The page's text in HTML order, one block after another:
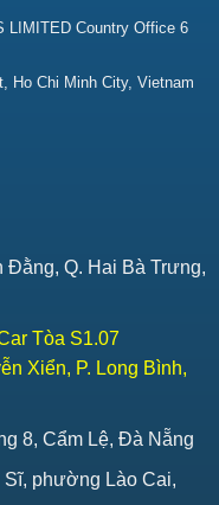
LIMITED Country Office 6
Ho Chi Minh City, Vietnam
Đằng, Q. Hai Bà Trưng,
Tòa S1.07
Xiển, P. Long Bình,
8, Cẩm Lệ, Đà Nẵng
phường Lào Cai,